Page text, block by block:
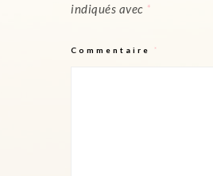
indiqués avec *
Commentaire *